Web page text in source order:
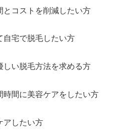
とコストを削減したい方
自宅で脱毛したい方
しい脱毛方法を求める方
時間に美容ケアをしたい方
アしたい方